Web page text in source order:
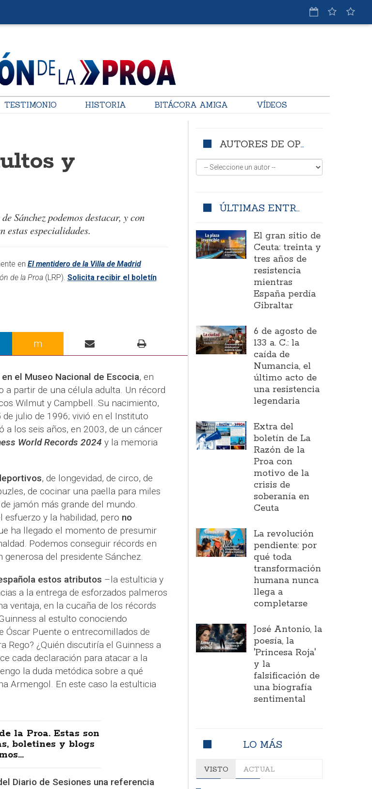
TESTIMONIO HISTORIA BITÁCORA AMIGA VÍDEOS
y
Sánchez podemos destacar, y con
estas especialidades.
en El mentidero de la Villa de Madrid
de la Proa(LRP). Solicita recibir el boletín
m
el Museo Nacional de Escocia, en
partir de una célula adulta. Un récord
Wilmut y Campbell. Su nacimiento,
julio de 1996; vivió en el Instituto
a los seis años, en 2003, de un cáncer
World Records 2024 y la memoria
, de longevidad, de circo, de
de cocinar una paella para miles
jamón más grande del mundo.
esfuerzo y la habilidad, pero no
ha llegado el momento de presumir
Podemos conseguir récords en
del presidente Sánchez.
estos atributos –la estulticia y
a la entrega de esforzados palmeros
ventaja, en la cucaña de los récords
al estulto conociendo
Óscar Puente o entrecomillados de
Rego? ¿Quién discutiría el Guinness a
cada declaración para atacar a la
la duda metódica sobre a qué
Armengol. En este caso la estulticia
la Proa. Estas son
boletines y blogs
Diario de Sesiones una referencia
AUTORES DE OPINIÓN
ÚLTIMAS ENTRADAS
El gran sitio de
Ceuta: treinta y
tres años de
resistencia
mientras
España perdía
Gibraltar
6 de agosto de
133 a. C.: la
caída de
Numancia, el
último acto de
una resistencia
legendaria
Extra del
boletín de La
Razón de la
Proa con
motivo de la
crisis de
soberanía en
Ceuta
La revolución
pendiente: por
qué toda
transformación
humana nunca
llega a
completarse
José Antonio, la
poesía, la
'Princesa Roja'
y la
falsificación de
una biografía
sentimental
LO MÁS
VISTO ACTUAL